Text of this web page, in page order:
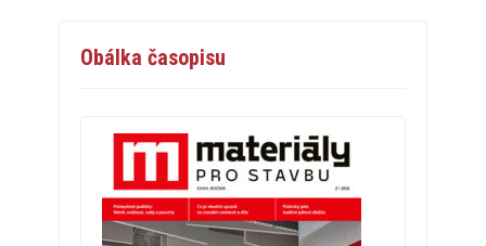
Obálka časopisu